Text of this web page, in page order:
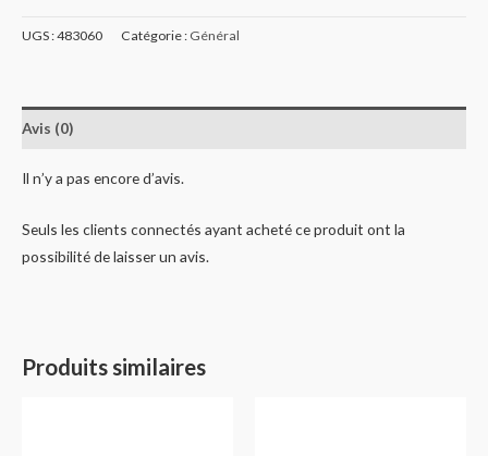
UGS :483060 Catégorie : Général
Avis (0)
Il n’y a pas encore d’avis.
Seuls les clients connectés ayant acheté ce produit ont la
possibilité de laisser un avis.
Produits similaires